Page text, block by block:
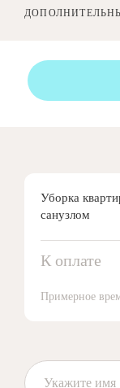
Уборка
санузлом
К оплате
Примерное